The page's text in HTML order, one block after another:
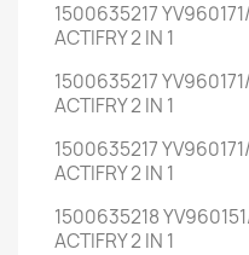
1500635217
ACTIFRY 2 IN 1
1500635217
ACTIFRY 2 IN 1
1500635217
ACTIFRY 2 IN 1
1500635218
ACTIFRY 2 IN 1